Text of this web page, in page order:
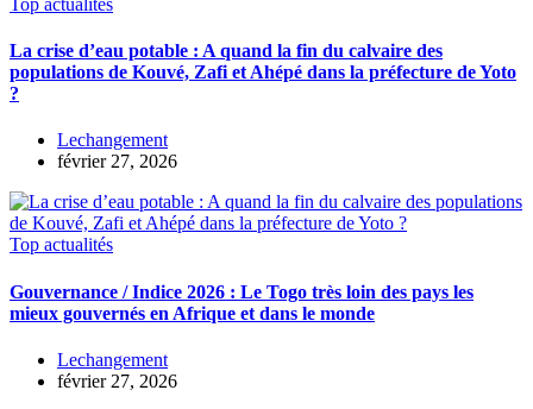
La crise d’eau potable : A quand la fin du calvaire des
populations de Kouvé, Zafi et Ahépé dans la préfecture de Yoto
?
Lechangement
février 27, 2026
Top actualités
Gouvernance / Indice 2026 : Le Togo très loin des pays les
mieux gouvernés en Afrique et dans le monde
Lechangement
février 27, 2026